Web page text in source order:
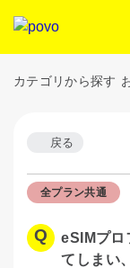
カテゴリから探す
戻る
全プラン共通
eSIMプロ
てしまい